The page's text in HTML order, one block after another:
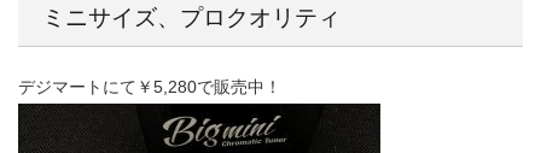
ミニサイズ、プロクオリティ
デジマートにて￥5,280で販売中！